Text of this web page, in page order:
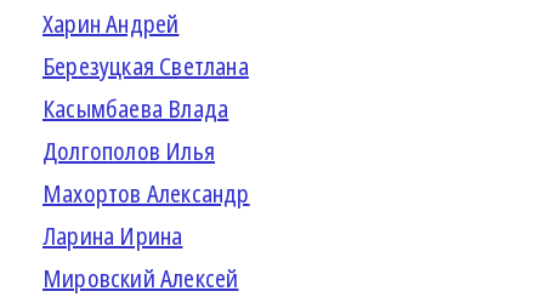
Харин Андрей
Березуцкая Светлана
Касымбаева Влада
Долгополов Илья
Махортов Александр
Ларина Ирина
Мировский Алексей